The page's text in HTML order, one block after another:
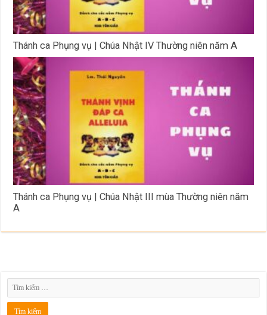
Thánh ca Phụng vụ | Chúa Nhật IV Thường niên năm A
Thánh ca Phụng vụ | Chúa Nhật III mùa Thường niên năm
A